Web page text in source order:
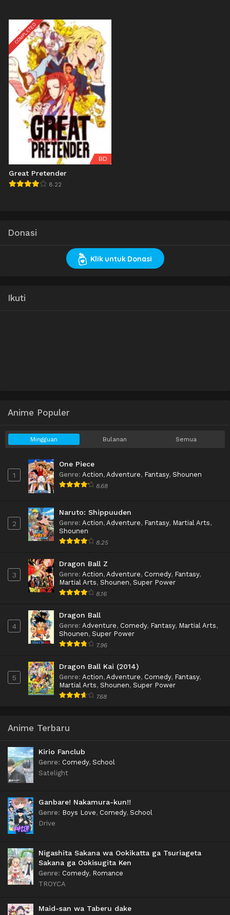
COMPLETED
BD
Great Pretender
8.22
Donasi
Klik untuk Donasi
Ikuti
Anime Populer
Mingguan Bulanan Semua
1
One Piece
Genre: Action, Adventure, Fantasy, Shounen
8.68
2
Naruto: Shippuuden
Genre: Action, Adventure, Fantasy, Martial Arts,
Shounen
8.25
3
Dragon Ball Z
Genre: Action, Adventure, Comedy, Fantasy,
Martial Arts, Shounen, Super Power
8.16
4
Dragon Ball
Genre: Adventure, Comedy, Fantasy, Martial Arts,
Shounen, Super Power
7.96
5
Dragon Ball Kai (2014)
Genre: Action, Adventure, Comedy, Fantasy,
Martial Arts, Shounen, Super Power
7.68
Anime Terbaru
Kirio Fanclub
Genre: Comedy, School
Satelight
Ganbare! Nakamura-kun!!
Genre: Boys Love, Comedy, School
Drive
Nigashita Sakana wa Ookikatta ga Tsuriageta
Sakana ga Ookisugita Ken
Genre: Comedy, Romance
TROYCA
Maid-san wa Taberu dake